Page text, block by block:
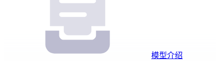
模型介绍